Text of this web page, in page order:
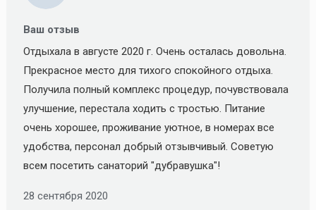
Ваш отзыв
Отдыхала в августе 2020 г. Очень осталась довольна.
Прекрасное место для тихого спокойного отдыха.
Получила полный комплекс процедур, почувствовала
улучшение, перестала ходить с тростью. Питание
очень хорошее, проживание уютное, в номерах все
удобства, персонал добрый отзывчивый. Советую
всем посетить санаторий "дубравушка"!
28 сентября 2020